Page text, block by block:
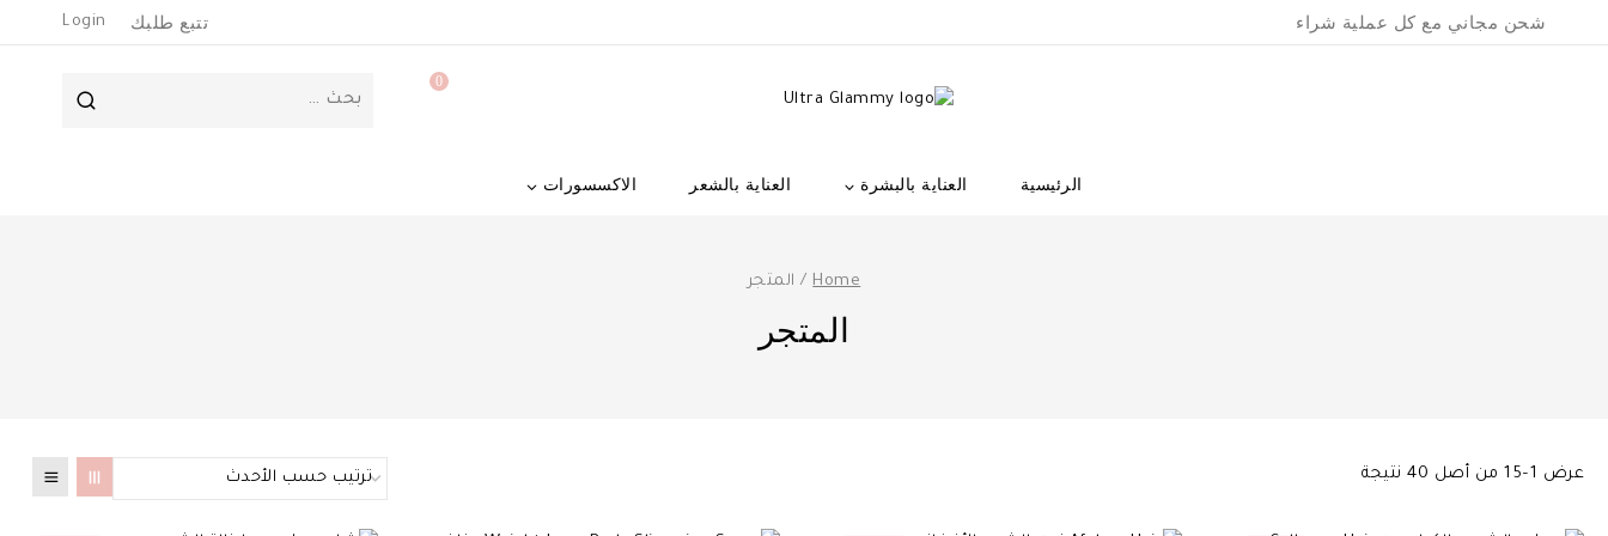
to
شحن مجاني مع كل عملية شراء تتبع طلبك Login
0
الرئيسية العناية بالبشرة العناية بالشعر الاكسسورات
Home
/ المتجر
المتجر
عرض 1–15 من أصل 40 نتيجة
تم